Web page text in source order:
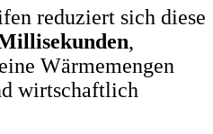
reduziert sich diese
,
Wärmemengen
wirtschaftlich